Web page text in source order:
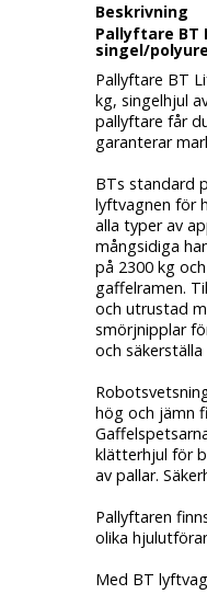
Beskrivning
Pallyftare BT
singel/
Pallyftare BT
kg, singelhjul
pallyftare får
garanterar
BTs standard
lyftvagnen för
alla typer av
mångsidiga
på 2300 kg
gaffelramen.
och utrustad
smörjnipplar
och
hög och jämn
klätterhjul för
av pallar.
Pallyftaren
olika
Med BT